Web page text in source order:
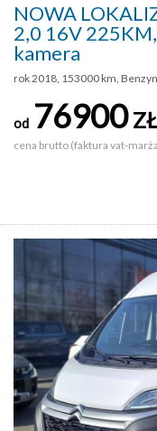
NOWA
2,0 16V
kamera
rok 2018, 153000 km,
od 76900ZŁ
cena brutto (faktura vat-